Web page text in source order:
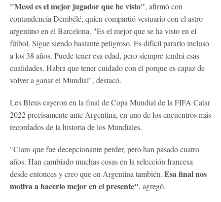
"Messi es el mejor jugador que he visto", afirmó con
contundencia Dembélé, quien compartió vestuario con el astro
argentino en el Barcelona. "Es el mejor que se ha visto en el
fútbol. Sigue siendo bastante peligroso. Es difícil pararlo incluso
a los 38 años. Puede tener esa edad, pero siempre tendrá esas
cualidades. Habrá que tener cuidado con él porque es capaz de
volver a ganar el Mundial", destacó.
Les Bleus cayeron en la final de Copa Mundial de la FIFA Catar
2022 precisamente ante Argentina, en uno de los encuentros más
recordados de la historia de los Mundiales.
"Claro que fue decepcionante perder, pero han pasado cuatro
años. Han cambiado muchas cosas en la selección francesa
desde entonces y creo que en Argentina también. Esa final nos
motiva a hacerlo mejor en el presente", agregó.